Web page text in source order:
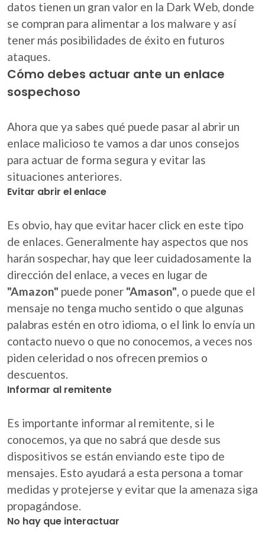
datos tienen un gran valor en la Dark Web, donde
se compran para alimentar a los malware y así
tener más posibilidades de éxito en futuros
ataques.
Cómo debes actuar ante un enlace
sospechoso
Ahora que ya sabes qué puede pasar al abrir un
enlace malicioso te vamos a dar unos consejos
para actuar de forma segura y evitar las
situaciones anteriores.
Evitar abrir el enlace
Es obvio, hay que evitar hacer click en este tipo
de enlaces. Generalmente hay aspectos que nos
harán sospechar, hay que leer cuidadosamente la
dirección del enlace, a veces en lugar de
"Amazon" puede poner "Amason", o puede que el
mensaje no tenga mucho sentido o que algunas
palabras estén en otro idioma, o el link lo envía un
contacto nuevo o que no conocemos, a veces nos
piden celeridad o nos ofrecen premios o
descuentos.
Informar al remitente
Es importante informar al remitente, si le
conocemos, ya que no sabrá que desde sus
dispositivos se están enviando este tipo de
mensajes. Esto ayudará a esta persona a tomar
medidas y protejerse y evitar que la amenaza siga
propagándose.
No hay que interactuar